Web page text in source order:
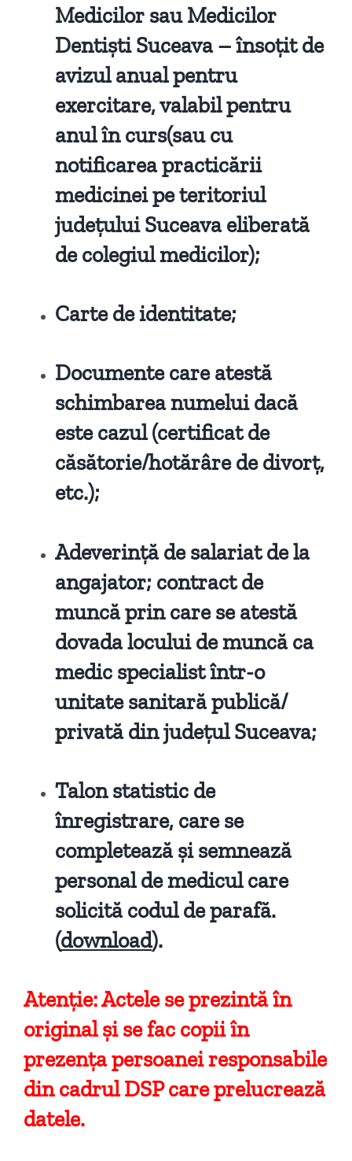
Medicilor sau Medicilor
Dentiști Suceava – însoțit de
avizul anual pentru
exercitare, valabil pentru
anul în curs(sau cu
notificarea practicării
medicinei pe teritoriul
județului Suceava eliberată
de colegiul medicilor);
Carte de identitate;
Documente care atestă
schimbarea numelui dacă
este cazul (certificat de
căsătorie/hotărâre de divorț,
etc.);
Adeverință de salariat de la
angajator; contract de
muncă prin care se atestă
dovada locului de muncă ca
medic specialist într-o
unitate sanitară publică/
privată din județul Suceava;
Talon statistic de
înregistrare, care se
completează și semnează
personal de medicul care
solicită codul de parafă.
(download).
Atenție: Actele se prezintă în
original și se fac copii în
prezența persoanei responsabile
din cadrul DSP care prelucrează
datele.